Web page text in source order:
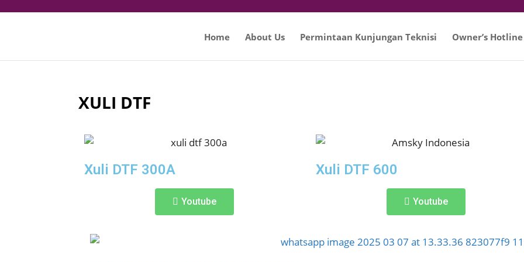
Home About Us Permintaan Kunjungan Teknisi Owner’s Hotline
XULI DTF
Xuli DTF 300A
Youtube
Xuli DTF 600
Youtube